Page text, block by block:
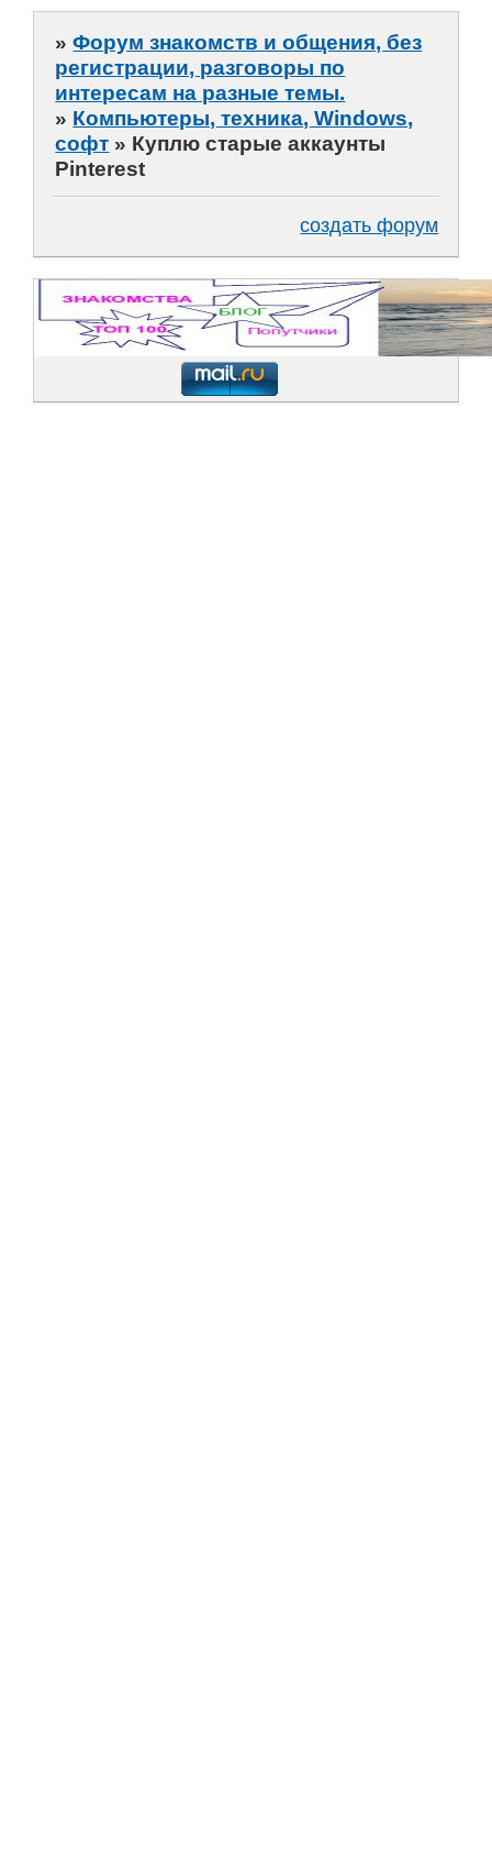
»Форум знакомств и общения, без
регистрации, разговоры по
интересам на разные темы.
» Компьютеры, техника, Windows,
софт » Куплю старые аккаунты
Pinterest
создать форум